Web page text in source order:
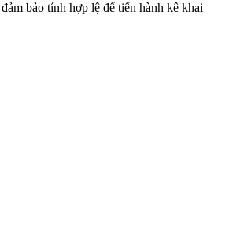
bảo tính hợp lệ để tiến hành kê khai